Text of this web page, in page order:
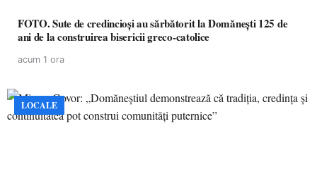
FOTO. Sute de credincioși au sărbătorit la Domănești 125 de
ani de la construirea bisericii greco-catolice
acum 1 ora
LOCALE